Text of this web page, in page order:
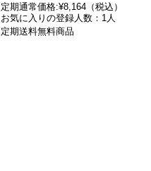
定期通常価格:¥8,164（税込）
お気に入りの登録人数：1人
定期送料無料商品